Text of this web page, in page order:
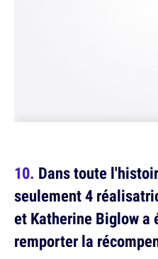
Dans toute
seulement 4
et Katherine Biglow a
remporter la